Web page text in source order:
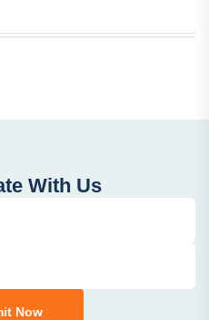
With Us
Now